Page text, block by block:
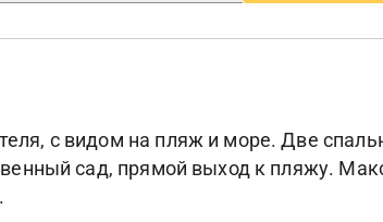
с видом на пляж и море. Две
сад, прямой выход к пляжу.